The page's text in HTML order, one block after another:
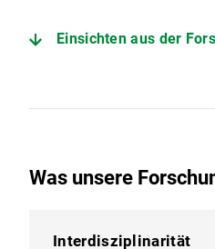
Einsichten aus der
Was unsere
Interdisziplinarität